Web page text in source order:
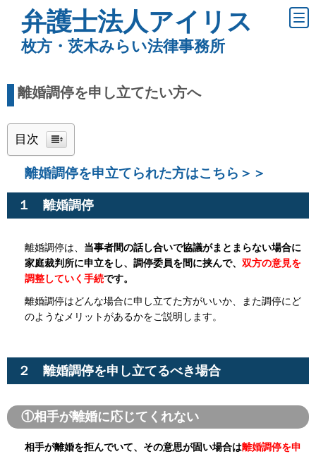
弁護士法人アイリス
枚方・茨木みらい法律事務所
離婚調停を申し立てたい方へ
目次
離婚調停を申立てられた方はこちら＞＞
１ 離婚調停
離婚調停は、 当事者間の話し合いで協議がまとまらない場合に
家庭裁判所に申立をし、調停委員を間に挟んで、 双方の意見を
調整していく手続です。
離婚調停はどんな場合に申し立てた方がいいか、また調停にど
のようなメリットがあるかをご説明します。
２ 離婚調停を申し立てるべき場合
①相手が離婚に応じてくれない
相手が離婚を拒んでいて、その意思が固い場合は離婚調停を申